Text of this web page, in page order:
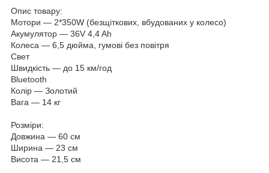
Опис товару:
Мотори ― 2*350W (безщіткових, вбудованих у колесо)
Акумулятор — 36V 4,4 Ah
Колеса — 6,5 дюйма, гумові без повітря
Свет
Швидкість — до 15 км/год
Bluetooth
Колір — Золотий
Вага — 14 кг
Розміри:
Довжина — 60 см
Ширина — 23 см
Висота — 21,5 см